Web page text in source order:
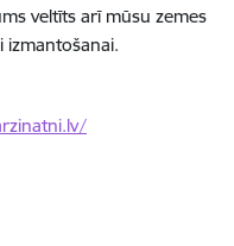
veltīts arī mūsu zemes
izmantošanai.